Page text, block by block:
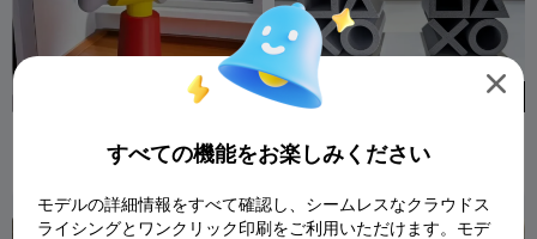
Izzodesign74 197
350
ンド
MarsCT

すべての機能をお楽しみください
モデルの詳細情報をすべて確認し、シームレスなクラウドス
ライシングとワンクリック印刷をご利用いただけます。モデ